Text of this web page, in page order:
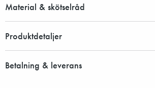
Material & skötselråd
Produktdetaljer
Betalning & leverans